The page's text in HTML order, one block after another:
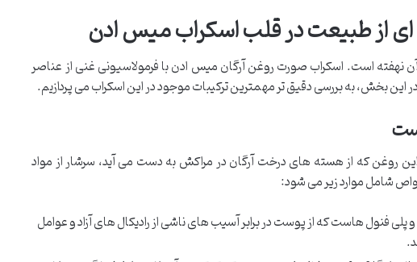
از طبیعت در قلب اسکراب میس ادن
است. اسکراب صورت روغن آرگان میس ادن با فرمولاسیونی غنی از عناصر
این بخش، به بررسی دقیق تر مهمترین ترکیبات موجود در این اسکراب می پردازیم.
روغن که از هسته های درخت آرگان در مراکش به دست می آید، سرشار از مواد
شامل موارد زیر می شود:
حاوی مقادیر بالای ویتامین E و پلی فنول هاست که از پوست در برابر آسیب های ناشی از رادیکال های آزاد و عوامل